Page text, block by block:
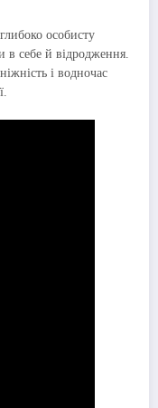
особисту
в себе й відродження.
і водночас